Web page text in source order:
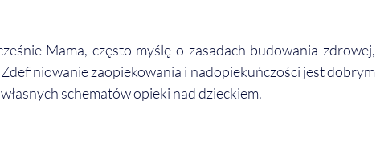
Mama, często myślę o zasadach budowania zdrowej,
zaopiekowania i nadopiekuńczości jest dobrym
schematów opieki nad dzieckiem.